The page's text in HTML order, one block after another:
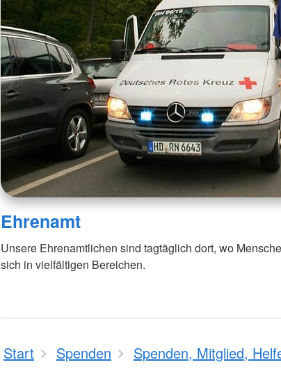
Ehrenamt
Unsere Ehrenamtlichen sind tagtäglich dort, wo
sich in vielfältigen Bereichen.
Start Spenden Spenden, Mitglied,